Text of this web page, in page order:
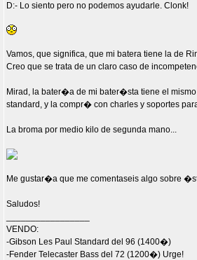
D:- Lo siento pero no podemos ayudarle. Clonk!
Vamos, que significa, que mi batera tiene la de
Creo que se trata de un claro caso de
Mirad, la bater�a de mi bater�sta tiene el
standard, y la compr� con charles y soportes
La broma por medio kilo de segunda mano...
Me gustar�a que me comentaseis algo sobre
Saludos!
VENDO:
-Gibson Les Paul Standard del 96 (1400�)
-Fender Telecaster Bass del 72 (1200�) Urge!